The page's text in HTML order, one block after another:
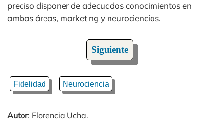
preciso disponer de adecuados conocimientos en
ambas áreas, marketing y neurociencias.
Siguiente
Fidelidad Neurociencia
Autor: Florencia Ucha.